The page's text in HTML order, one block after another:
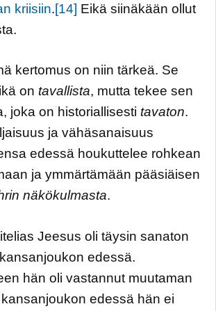
kriisiin.[14] Eikä siinäkään ollut
kertomus on niin tärkeä. Se
on tavallista, mutta tekee sen
joka on historiallisesti tavaton.
ja vähäsanaisuus
edessä houkuttelee rohkean
ja ymmärtämään pääsiäisen
näkökulmasta.
Jeesus oli täysin sanaton
edessä.
hän oli vastannut muutaman
edessä hän ei